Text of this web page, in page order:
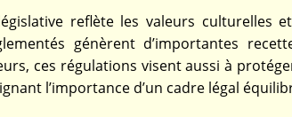
reflète les valeurs culturelles
génèrent d’importantes
ces régulations visent aussi à
l’importance d’un cadre légal